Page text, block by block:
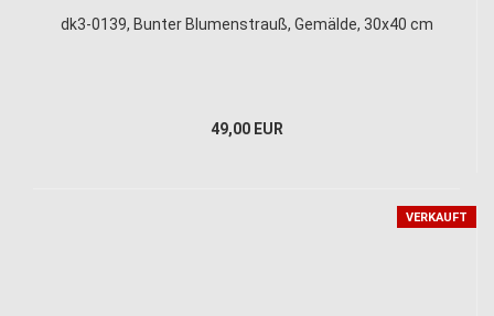
dk3-0139, Bunter Blumenstrauß, Gemälde, 30x40 cm
49,00 EUR
VERKAUFT